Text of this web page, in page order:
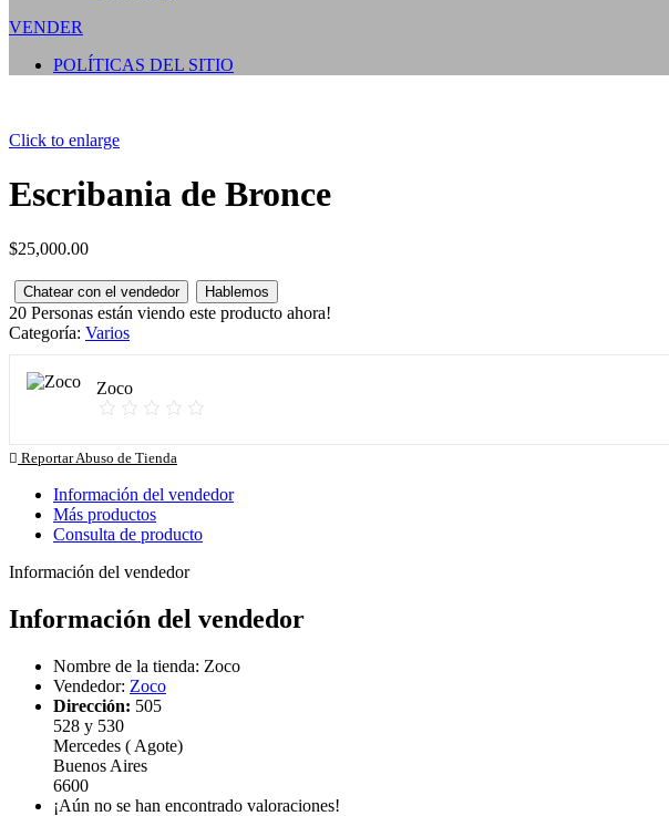
VENDER
POLÍTICAS DEL SITIO
Click to enlarge
Escribania de Bronce
$25,000.00
Chatear con el vendedor Hablemos
20 Personas están viendo este producto ahora!
Categoría: Varios
Zoco
Reportar Abuso de Tienda
Información del vendedor
Más productos
Consulta de producto
Información del vendedor
Información del vendedor
Nombre de la tienda: Zoco
Vendedor: Zoco
Dirección: 505
528 y 530
Mercedes ( Agote)
Buenos Aires
6600
¡Aún no se han encontrado valoraciones!